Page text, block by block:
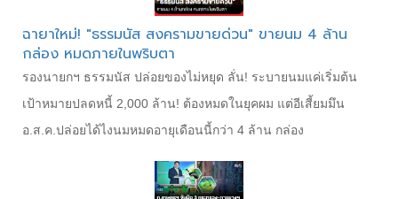
ฉายาใหม่! "ธรรมนัส สงครามขายด่วน" ขายนม 4 ล้าน
กล่อง หมดภายในพริบตา
รองนายกฯ ธรรมนัส ปล่อยของไม่หยุด ลั่น! ระบายนมแค่เริ่มต้น
เป้าหมายปลดหนี้ 2,000 ล้าน! ต้องหมดในยุคผม แต่อีเสี้ยมมึน
อ.ส.ค.ปล่อยได้ไงนมหมดอายุเดือนนี้กว่า 4 ล้าน กล่อง